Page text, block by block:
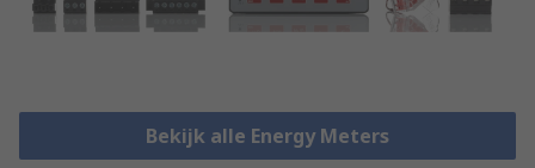
Bekijk alle Energy Meters